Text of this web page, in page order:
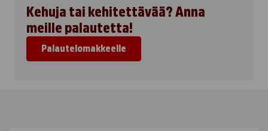
Kehuja tai kehitettävää? Anna
meille palautetta!
Palautelomakkeelle